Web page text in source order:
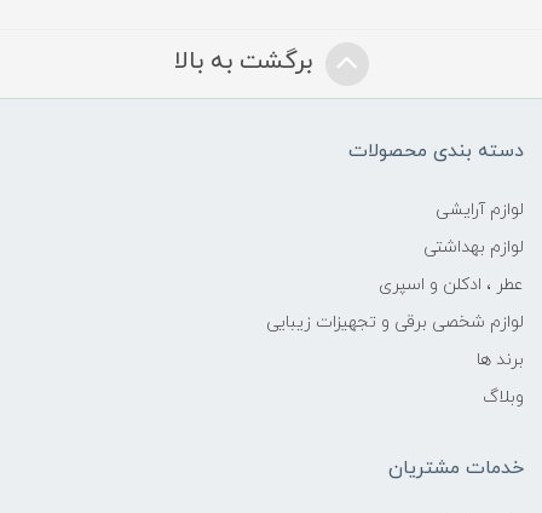
برگشت به بالا
دسته بندی محصولات
لوازم آرایشی
لوازم بهداشتی
عطر ، ادکلن و اسپری
لوازم شخصی برقی و تجهیزات زیبایی
برند ها
وبلاگ
خدمات مشتریان